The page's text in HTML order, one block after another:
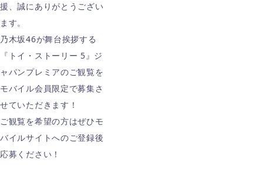
援、誠にありがとうござい
ます。
乃木坂46が舞台挨拶する
『トイ・ストーリー 5』ジ
ャパンプレミアのご観覧を
モバイル会員限定で募集さ
せていただきます！
ご観覧を希望の方はぜひモ
バイルサイトへのご登録後
応募ください！